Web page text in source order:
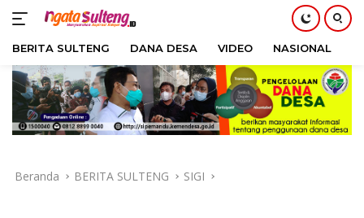
Langsung
konten
BERITA SULTENG DANA DESA VIDEO NASIONAL
Beranda BERITA SULTENG SIGI